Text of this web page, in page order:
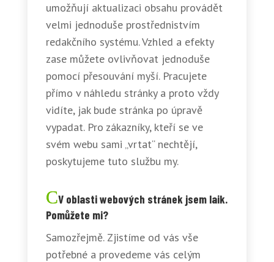
umožňují aktualizaci obsahu provádět
velmi jednoduše prostřednistvím
redakčního systému. Vzhled a efekty
zase můžete ovlivňovat jednoduše
pomocí přesouvání myší. Pracujete
přímo v náhledu stránky a proto vždy
vidíte, jak bude stránka po úpravě
vypadat. Pro zákazníky, kteří se ve
svém webu sami „vrtat“ nechtějí,
poskytujeme tuto službu my.
V oblasti webových stránek jsem laik.
Pomůžete mi?
Samozřejmě. Zjistíme od vás vše
potřebné a provedeme vás celým